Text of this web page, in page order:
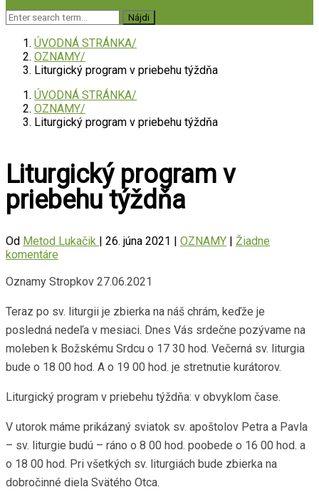
ÚVODNÁ STRÁNKA
OZNAMY
Liturgický program v priebehu týždňa
ÚVODNÁ STRÁNKA
OZNAMY
Liturgický program v priebehu týždňa
Liturgický program v
priebehu týždňa
Od Metod Lukačik | 26. júna 2021 | OZNAMY | Žiadne
komentáre
Oznamy Stropkov 27.06.2021
Teraz po sv. liturgii je zbierka na náš chrám, keďže je
posledná nedeľa v mesiaci. Dnes Vás srdečne pozývame na
moleben k Božskému Srdcu o 17 30 hod. Večerná sv. liturgia
bude o 18 00 hod. A o 19 00 hod. je stretnutie kurátorov.
Liturgický program v priebehu týždňa: v obvyklom čase.
V utorok máme prikázaný sviatok sv. apoštolov Petra a Pavla
– sv. liturgie budú – ráno o 8 00 hod. poobede o 16 00 hod. a
o 18 00 hod. Pri všetkých sv. liturgiách bude zbierka na
dobročinné diela Svätého Otca.